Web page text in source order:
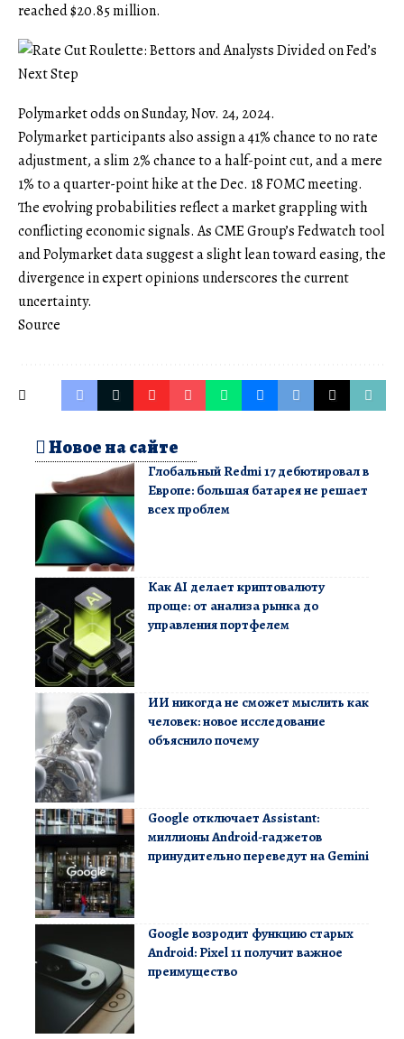
reached $20.85 million.
Polymarket odds on Sunday, Nov. 24, 2024.
Polymarket participants also assign a 41% chance to no rate
adjustment, a slim 2% chance to a half-point cut, and a mere
1% to a quarter-point hike at the Dec. 18 FOMC meeting.
The evolving probabilities reflect a market grappling with
conflicting economic signals. As CME Group’s Fedwatch tool
and Polymarket data suggest a slight lean toward easing, the
divergence in expert opinions underscores the current
uncertainty.
Source
Новое на сайте
Глобальный Redmi 17 дебютировал в
Европе: большая батарея не решает
всех проблем
Как AI делает криптовалюту
проще: от анализа рынка до
управления портфелем
ИИ никогда не сможет мыслить как
человек: новое исследование
объяснило почему
Google отключает Assistant:
миллионы Android-гаджетов
принудительно переведут на Gemini
Google возродит функцию старых
Android: Pixel 11 получит важное
преимущество